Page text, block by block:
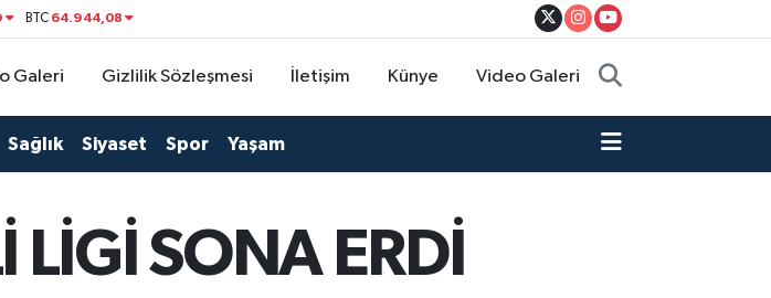
BTC 64.944,08
Galeri Gizlilik Sözleşmesi İletişim Künye Video Galeri
Sağlık Siyaset Spor Yaşam
SONA ERDİ